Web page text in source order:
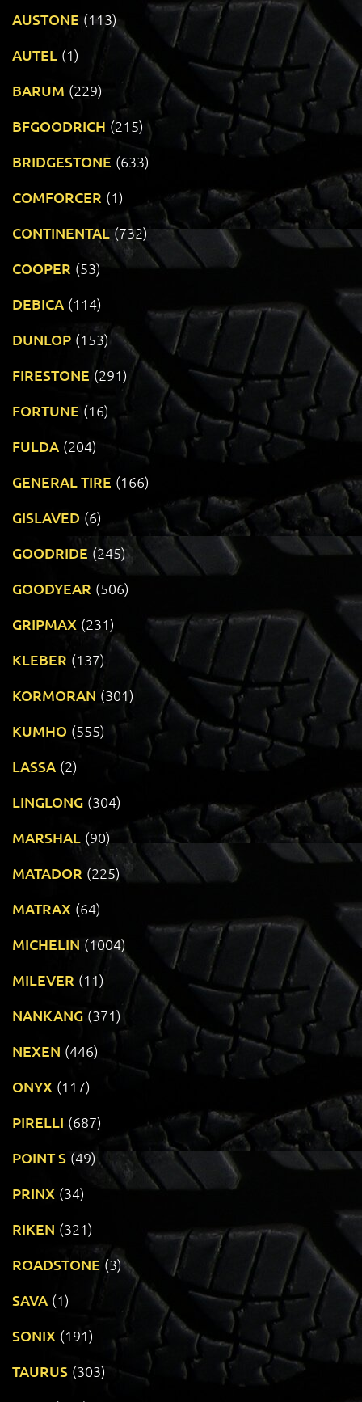
AUSTONE (113)
AUTEL (1)
BARUM (229)
BFGOODRICH (215)
BRIDGESTONE (633)
COMFORCER (1)
CONTINENTAL (732)
COOPER (53)
DEBICA (114)
DUNLOP (153)
FIRESTONE (291)
FORTUNE (16)
FULDA (204)
GENERAL TIRE (166)
GISLAVED (6)
GOODRIDE (245)
GOODYEAR (506)
GRIPMAX (231)
KLEBER (137)
KORMORAN (301)
KUMHO (555)
LASSA (2)
LINGLONG (304)
MARSHAL (90)
MATADOR (225)
MATRAX (64)
MICHELIN (1004)
MILEVER (11)
NANKANG (371)
NEXEN (446)
ONYX (117)
PIRELLI (687)
POINT S (49)
PRINX (34)
RIKEN (321)
ROADSTONE (3)
SAVA (1)
SONIX (191)
TAURUS (303)